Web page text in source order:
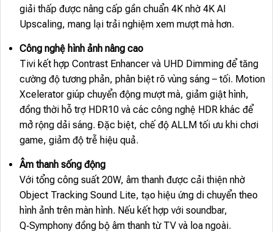
giải thấp được nâng cấp gần chuẩn 4K nhờ 4K AI
Upscaling, mang lại trải nghiệm xem mượt mà hơn.
Công nghệ hình ảnh nâng cao
Tivi kết hợp Contrast Enhancer và UHD Dimming để tăng
cường độ tương phản, phân biệt rõ vùng sáng – tối. Motion
Xcelerator giúp chuyển động mượt mà, giảm giật hình,
đồng thời hỗ trợ HDR10 và các công nghệ HDR khác để
mở rộng dải sáng. Đặc biệt, chế độ ALLM tối ưu khi chơi
game, giảm độ trễ hiệu quả.
Âm thanh sống động
Với tổng công suất 20W, âm thanh được cải thiện nhờ
Object Tracking Sound Lite, tạo hiệu ứng di chuyển theo
hình ảnh trên màn hình. Nếu kết hợp với soundbar,
Q‑Symphony đồng bộ âm thanh từ TV và loa ngoài.